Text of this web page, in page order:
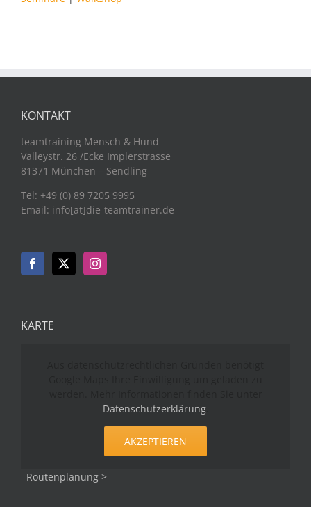
KONTAKT
teamtraining Mensch & Hund
Valleystr. 26 /Ecke Implerstrasse
81371 München – Sendling
Tel: +49 (0) 89 7205 9995
Email: info[at]die-teamtrainer.de
KARTE
Datenschutzerklärung.
AKZEPTIEREN
Routenplanung >